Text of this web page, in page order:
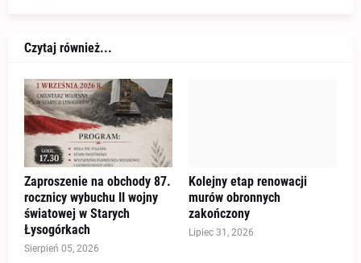
Czytaj również...
Zaproszenie na obchody 87.
rocznicy wybuchu II wojny
światowej w Starych
Łysogórkach
Sierpień 05, 2026
Kolejny etap renowacji
murów obronnych
zakończony
Lipiec 31, 2026